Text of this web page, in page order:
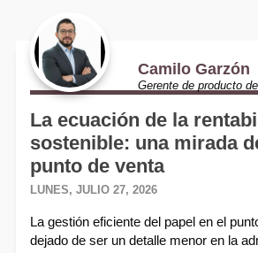
Camilo Garzón
Gerente de producto
La ecuación de la
sostenible: una mirada
punto de venta
LUNES, JULIO 27, 2026
La gestión eficiente del papel en el
dejado de ser un detalle menor en la